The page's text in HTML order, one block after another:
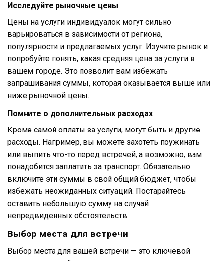
Исследуйте рыночные цены
Цены на услуги индивидуалок могут сильно
варьироваться в зависимости от региона,
популярности и предлагаемых услуг. Изучите рынок и
попробуйте понять, какая средняя цена за услуги в
вашем городе. Это позволит вам избежать
запрашивания суммы, которая оказывается выше или
ниже рыночной цены.
Помните о дополнительных расходах
Кроме самой оплаты за услуги, могут быть и другие
расходы. Например, вы можете захотеть поужинать
или выпить что-то перед встречей, а возможно, вам
понадобится заплатить за транспорт. Обязательно
включите эти суммы в свой общий бюджет, чтобы
избежать неожиданных ситуаций. Постарайтесь
оставить небольшую сумму на случай
непредвиденных обстоятельств.
Выбор места для встречи
Выбор места для вашей встречи — это ключевой